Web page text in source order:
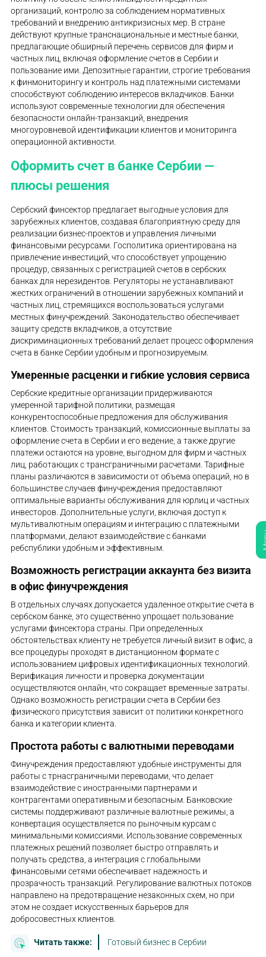
организаций, контролю за соблюдением нормативных
требований и внедрению антикризисных мер. В стране
действуют крупные транснациональные и местные банки,
предлагающие обширный перечень сервисов для фирм и
частных лиц, включая оформление счетов в Сербии и
пользование ими. Депозитные гарантии, строгие требования
к финмониторингу и контроль над платежными системами
способствуют соблюдению интересов вкладчиков. Банки
используют современные технологии для обеспечения
безопасности онлайн-транзакций, внедрения
многоуровневой идентификации клиентов и мониторинга
операционной активности.
Оформить счет в банке Сербии —
плюсы решения
Сербский финсектор предлагает выгодные условия для
зарубежных клиентов, создавая благоприятную среду для
реализации бизнес-проектов и управления личными
финансовыми ресурсами. Госполитика ориентирована на
привлечение инвестиций, что способствует упрощению
процедур, связанных с регистрацией счетов в сербских
банках для нерезидентов. Регуляторы не устанавливают
жестких ограничений в отношении зарубежных компаний и
частных лиц, стремящихся воспользоваться услугами
местных финучреждений. Законодательство обеспечивает
защиту средств вкладчиков, а отсутствие
дискриминационных требований делает процесс оформления
счета в банке Сербии удобным и прогнозируемым.
Умеренные расценки и гибкие условия сервиса
Сербские кредитные организации придерживаются
умеренной тарифной политики, размещая
конкурентоспособные предложения для обслуживания
клиентов. Стоимость транзакций, комиссионные выплаты за
оформление счета в Сербии и его ведение, а также другие
платежи остаются на уровне, выгодном для фирм и частных
лиц, работающих с трансграничными расчетами. Тарифные
планы различаются в зависимости от объема операций, но в
большинстве случаев финучреждения предоставляют
оптимальные варианты обслуживания для юрлиц и частных
инвесторов. Дополнительные услуги, включая доступ к
мультивалютным операциям и интеграцию с платежными
платформами, делают взаимодействие с банками
ребспублики удобным и эффективным.
Возможность регистрации аккаунта без визита
в офис финучреждения
В отдельных случаях допускается удаленное открытие счета в
сербском банке, это существенно упрощает пользование
услугами финсектора страны. При определенных
обстоятельствах клиенту не требуется личный визит в офис, а
все процедуры проходят в дистанционном формате с
использованием цифровых идентификационных технологий.
Верификация личности и проверка документации
осуществляются онлайн, что сокращает временные затраты.
Однако возможность регистрации счета в Сербии без
физического присутствия зависит от политики конкретного
банка и категории клиента.
Простота работы с валютными переводами
Финучреждения предоставляют удобные инструменты для
работы с трнасграничными переводами, что делает
взаимодействие с иностранными партнерами и
контрагентами оперативным и безопасным. Банковские
системы поддерживают различные валютные режимы, а
конвертация осуществляется по рыночным курсам с
минимальными комиссиями. Использование современных
платежных решений позволяет быстро отправлять и
получать средства, а интеграция с глобальными
финансовыми сетями обеспечивает надежность и
прозрачность транзакций. Регулирование валютных потоков
направлено на предотвращение незаконных схем, но при
этом не создает искусственных барьеров для
добросовестных клиентов.
Читать также: Готовый бизнес в Сербии